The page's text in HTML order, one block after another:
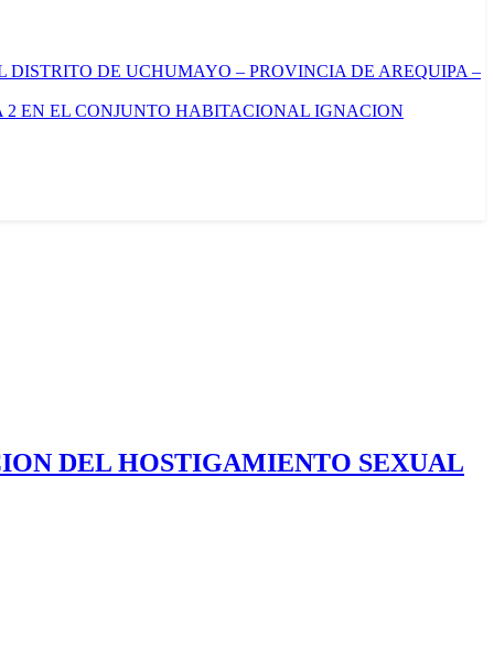
DISTRITO DE UCHUMAYO – PROVINCIA DE AREQUIPA –
EN EL CONJUNTO HABITACIONAL IGNACION
DEL HOSTIGAMIENTO SEXUAL